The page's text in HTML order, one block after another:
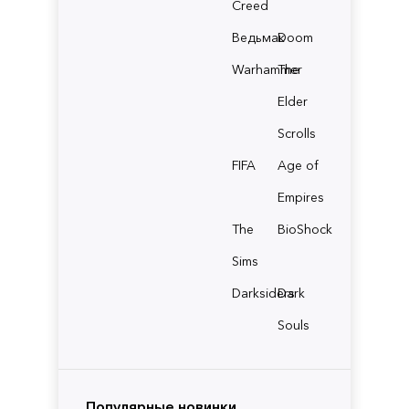
Creed
ВедьмакDoom
Warhammer
The
Elder
Scrolls
FIFA
Age of
Empires
The
Sims
BioShock
Darksiders
Dark
Souls